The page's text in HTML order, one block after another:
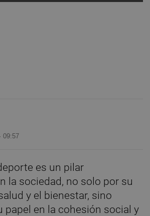
09:57
es un pilar
la sociedad, no solo por su
y el bienestar, sino
papel en la cohesión social y